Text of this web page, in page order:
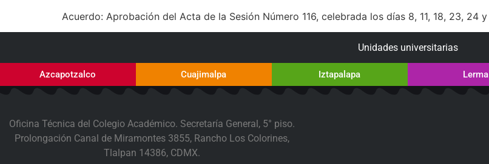
Acuerdo: Aprobación del Acta de la Sesión Número 116, celebrada los días 8, 11, 18, 23, 24
Unidades universitarias
Azcapotzalco Cuajimalpa Iztapalapa Lerma
Oficina Técnica del Colegio Académico. Secretaría General, 5° piso.
Prolongación Canal de Miramontes 3855, Rancho Los Colorines,
Tlalpan 14386, CDMX.